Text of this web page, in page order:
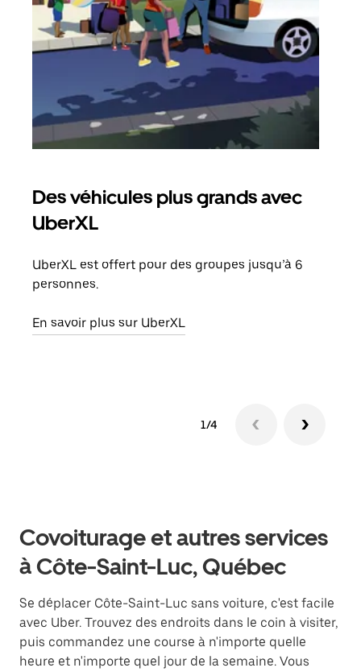
Des véhicules plus grands avec
UberXL
UberXL est offert pour des groupes jusqu’à 6
personnes.
En savoir plus sur UberXL
1/4
Covoiturage et autres services
à Côte-Saint-Luc, Québec
Se déplacer Côte-Saint-Luc sans voiture, c'est facile
avec Uber. Trouvez des endroits dans le coin à visiter,
puis commandez une course à n'importe quelle
heure et n'importe quel jour de la semaine. Vous